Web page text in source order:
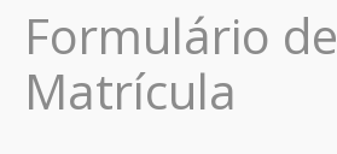
Formulário de
Matrícula